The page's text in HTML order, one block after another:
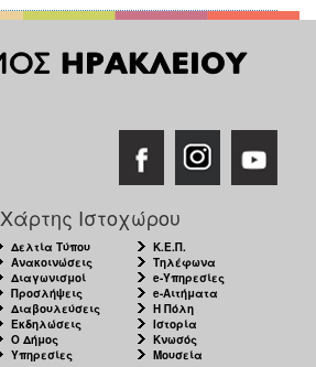
Χάρτης Ιστοχώρου
Δελτία Τύπου
Ανακοινώσεις
Διαγωνισμοί
Προσλήψεις
Διαβουλεύσεις
Εκδηλώσεις
Ο Δήμος
Υπηρεσίες
Κ.Ε.Π.
Τηλέφωνα
e-Υπηρεσίες
e-Αιτήματα
Η Πόλη
Ιστορία
Κνωσός
Μουσεία